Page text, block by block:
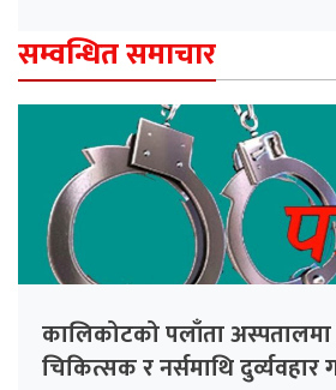
सम्वन्धित समाचार
कालिकोटको पलाँता अस्पतालमा
चिकित्सक र नर्समाथि दुर्व्यवहार